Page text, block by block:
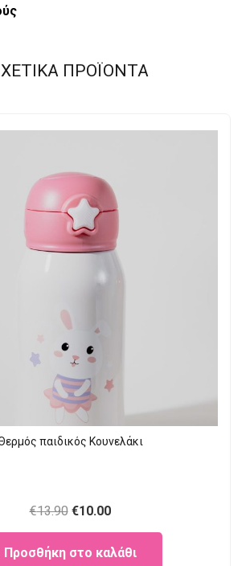
ΠΡΟΪΟΝΤΑ
παιδικός Κουνελάκι
€13.90 Original
price
was:
€10.00Current
price
is:
Προσθήκη στο καλάθι